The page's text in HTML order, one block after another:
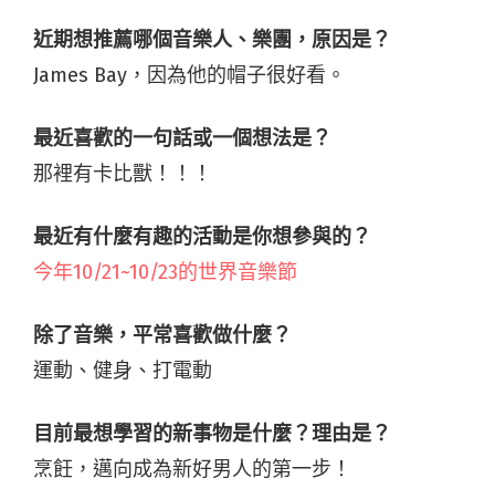
近期想推薦哪個音樂人、樂團，原因是？
James Bay，因為他的帽子很好看。
最近喜歡的一句話或一個想法是？
那裡有卡比獸！！！
最近有什麼有趣的活動是你想參與的？
今年10/21~10/23的世界音樂節
除了音樂，平常喜歡做什麼？
運動、健身、打電動
目前最想學習的新事物是什麼？理由是？
烹飪，邁向成為新好男人的第一步！